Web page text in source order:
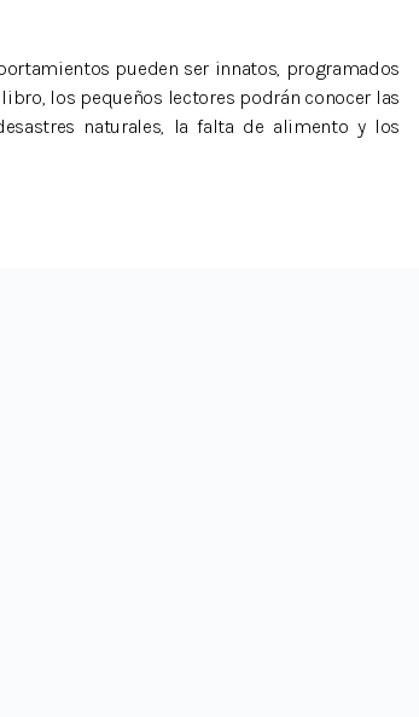
pueden ser innatos, programados
los pequeños lectores podrán conocer las
naturales, la falta de alimento y los